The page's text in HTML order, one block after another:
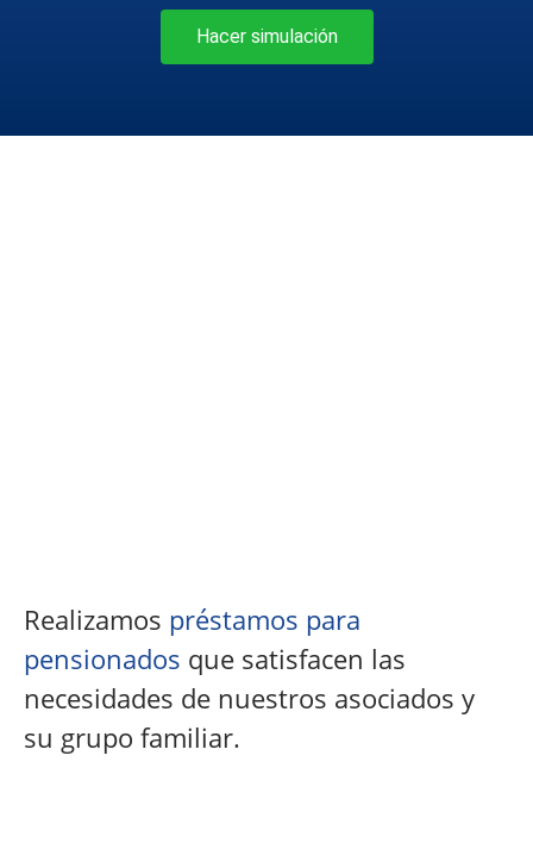
Hacer simulación
Realizamos préstamos para
pensionados que satisfacen las
necesidades de nuestros asociados y
su grupo familiar.